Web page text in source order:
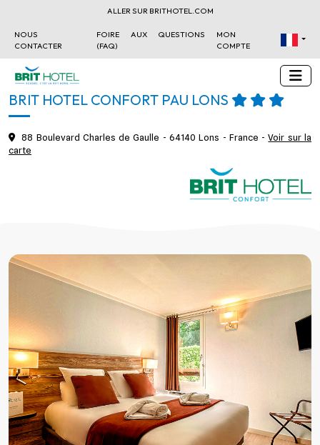
ALLER SUR BRITHOTEL.COM
NOUS
CONTACTER
FOIRE AUX QUESTIONS
(FAQ)
MON
COMPTE
BRIT HOTEL CONFORT PAU LONS
88 Boulevard Charles de Gaulle - 64140 Lons - France -Voir sur la
carte